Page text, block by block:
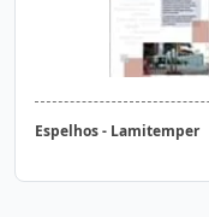
Espelhos - Lamitemper